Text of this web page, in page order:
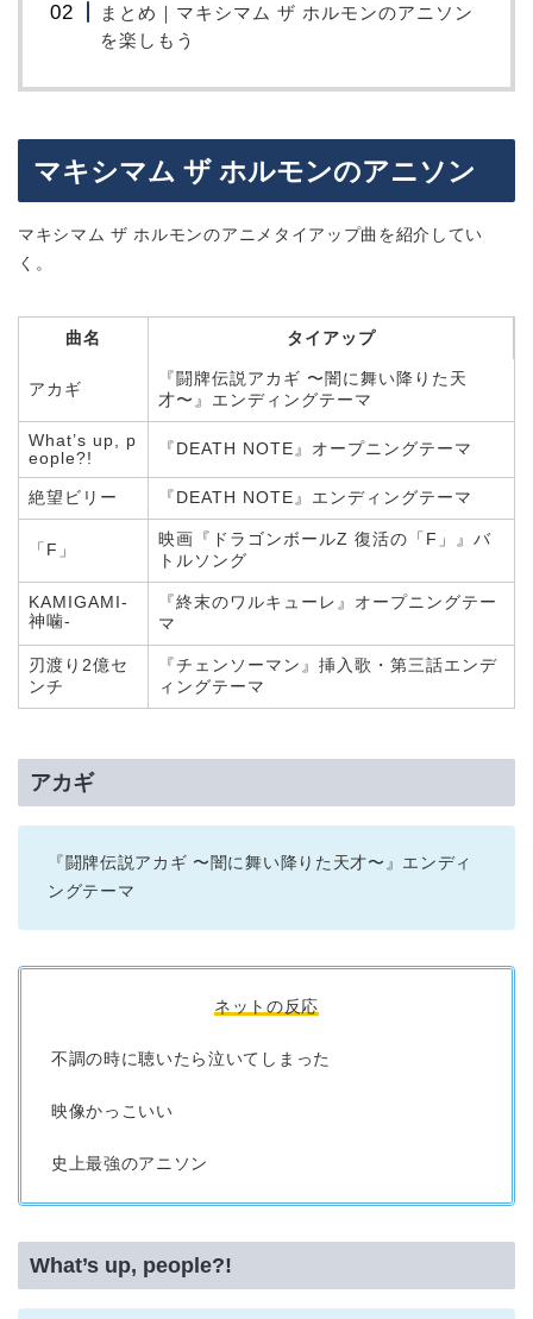
まとめ｜マキシマム ザ ホルモンのアニソン
を楽しもう
マキシマム ザ ホルモンのアニソン
マキシマム ザ ホルモンのアニメタイアップ曲を紹介してい
く。
曲名 タイアップ
アカギ
『闘牌伝説アカギ 〜闇に舞い降りた天
才〜』エンディングテーマ
What’s up, p
eople?!
『DEATH NOTE』オープニングテーマ
絶望ビリー 『DEATH NOTE』エンディングテーマ
「F」
映画『ドラゴンボールZ 復活の「F」』バ
トルソング
KAMIGAMI-
神噛-
『終末のワルキューレ』オープニングテー
マ
刃渡り2億セ
ンチ
『チェンソーマン』挿入歌・第三話エンデ
ィングテーマ
アカギ
『闘牌伝説アカギ 〜闇に舞い降りた天才〜』エンディ
ングテーマ
ネットの反応
不調の時に聴いたら泣いてしまった
映像かっこいい
史上最強のアニソン
What’s up, people?!